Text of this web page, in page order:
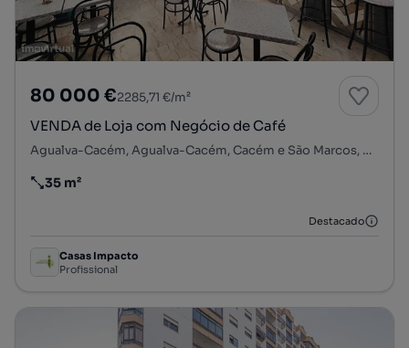
80 000 €2285,71 €/m²
VENDA de Loja com Negócio de Café
Agualva-Cacém, Agualva-Cacém, Cacém e São Marcos, Sintra, Lisboa
Preço por metro quadrado
35 m²
Destacado
Casas Impacto
Profissional